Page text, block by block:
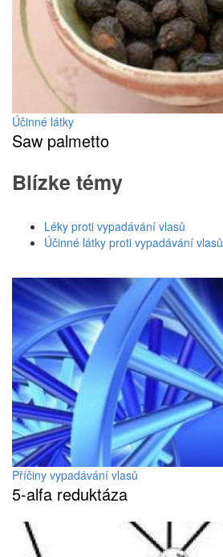
Účinné látky
Saw palmetto
Blízke témy
Léky proti vypadávání vlasů
Účinné látky proti vypadávání vlasů
Příčiny vypadávání vlasů
5-alfa reduktáza